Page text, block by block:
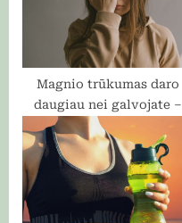
Magnio trūkumas daro
daugiau nei galvojate –
štai signalai, kuriuos
ignoruojate